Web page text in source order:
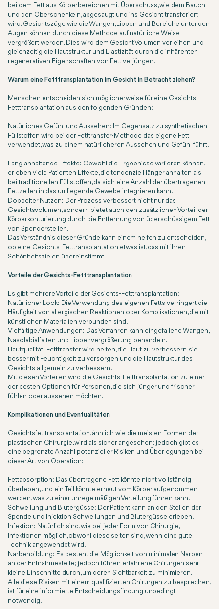
bei dem Fett aus Körperbereichen mit Überschuss, wie dem Bauch
und den Oberschenkeln, abgesaugt und ins Gesicht transferiert
wird. Gesichtszüge wie die Wangen, Lippen und Bereiche unter den
Augen können durch diese Methode auf natürliche Weise
vergrößert werden. Dies wird dem Gesicht Volumen verleihen und
gleichzeitig die Hautstruktur und Elastizität durch die inhärenten
regenerativen Eigenschaften von Fett verjüngen.
Warum eine Fetttransplantation im Gesicht in Betracht ziehen?
Menschen entscheiden sich möglicherweise für eine Gesichts-
Fetttransplantation aus den folgenden Gründen:
Natürliches Gefühl und Aussehen: Im Gegensatz zu synthetischen
Füllstoffen wird bei der Fetttransfer-Methode das eigene Fett
verwendet, was zu einem natürlicheren Aussehen und Gefühl führt.
Lang anhaltende Effekte: Obwohl die Ergebnisse variieren können,
erleben viele Patienten Effekte, die tendenziell länger anhalten als
bei traditionellen Füllstoffen, da sich eine Anzahl der übertragenen
Fettzellen in das umliegende Gewebe integrieren kann.
Doppelter Nutzen: Der Prozess verbessert nicht nur das
Gesichtsvolumen, sondern bietet auch den zusätzlichen Vorteil der
Körperkonturierung durch die Entfernung von überschüssigem Fett
von Spenderstellen.
Das Verständnis dieser Gründe kann einem helfen zu entscheiden,
ob eine Gesichts-Fetttransplantation etwas ist, das mit ihren
Schönheitszielen übereinstimmt.
Vorteile der Gesichts-Fetttransplantation
Es gibt mehrere Vorteile der Gesichts-Fetttransplantation:
Natürlicher Look: Die Verwendung des eigenen Fetts verringert die
Häufigkeit von allergischen Reaktionen oder Komplikationen, die mit
künstlichen Materialien verbunden sind.
Vielfältige Anwendungen: Das Verfahren kann eingefallene Wangen,
Nasolabialfalten und Lippenvergrößerung behandeln.
Hautqualität: Fetttransfer wird helfen, die Haut zu verbessern, sie
besser mit Feuchtigkeit zu versorgen und die Hautstruktur des
Gesichts allgemein zu verbessern.
Mit diesen Vorteilen wird die Gesichts-Fetttransplantation zu einer
der besten Optionen für Personen, die sich jünger und frischer
fühlen oder aussehen möchten.
Komplikationen und Eventualitäten
Gesichtsfetttransplantation, ähnlich wie die meisten Formen der
plastischen Chirurgie, wird als sicher angesehen; jedoch gibt es
eine begrenzte Anzahl potenzieller Risiken und Überlegungen bei
dieser Art von Operation:
Fettabsorption: Das übertragene Fett könnte nicht vollständig
überleben, und ein Teil könnte erneut vom Körper aufgenommen
werden, was zu einer unregelmäßigen Verteilung führen kann.
Schwellung und Blutergüsse: Der Patient kann an den Stellen der
Spende und Injektion Schwellungen und Blutergüsse erleben.
Infektion: Natürlich sind, wie bei jeder Form von Chirurgie,
Infektionen möglich, obwohl diese selten sind, wenn eine gute
Technik angewendet wird.
Narbenbildung: Es besteht die Möglichkeit von minimalen Narben
an der Entnahmestelle; jedoch führen erfahrene Chirurgen sehr
kleine Einschnitte durch, um deren Sichtbarkeit zu minimieren.
Alle diese Risiken mit einem qualifizierten Chirurgen zu besprechen,
ist für eine informierte Entscheidungsfindung unbedingt
notwendig.